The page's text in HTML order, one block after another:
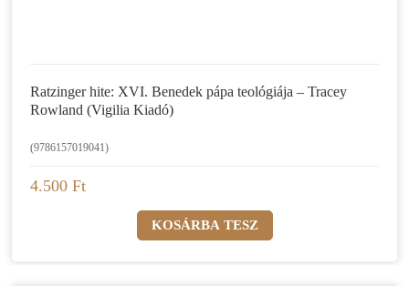
Ratzinger hite: XVI. Benedek pápa teológiája – Tracey
Rowland (Vigilia Kiadó)
(9786157019041)
4.500 Ft